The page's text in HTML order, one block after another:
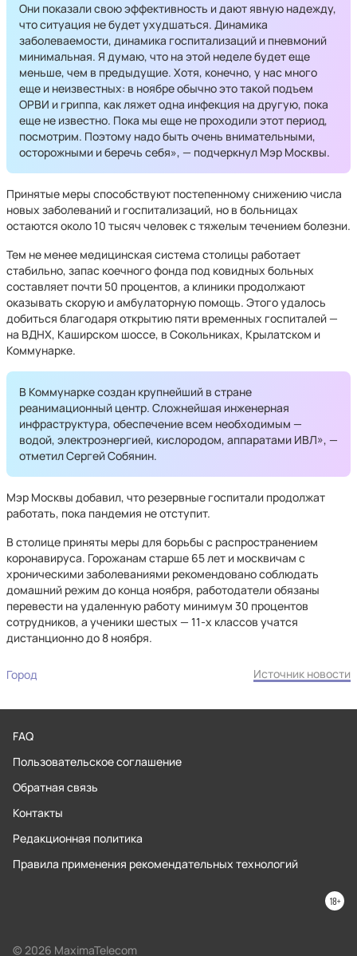
Они показали свою эффективность и дают явную надежду,
что ситуация не будет ухудшаться. Динамика
заболеваемости, динамика госпитализаций и пневмоний
минимальная. Я думаю, что на этой неделе будет еще
меньше, чем в предыдущие. Хотя, конечно, у нас много
еще и неизвестных: в ноябре обычно это такой подъем
ОРВИ и гриппа, как ляжет одна инфекция на другую, пока
еще не известно. Пока мы еще не проходили этот период,
посмотрим. Поэтому надо быть очень внимательными,
осторожными и беречь себя», — подчеркнул Мэр Москвы.
Принятые меры способствуют постепенному снижению числа
новых заболеваний и госпитализаций, но в больницах
остаются около 10 тысяч человек с тяжелым течением болезни.
Тем не менее медицинская система столицы работает
стабильно, запас коечного фонда под ковидных больных
составляет почти 50 процентов, а клиники продолжают
оказывать скорую и амбулаторную помощь. Этого удалось
добиться благодаря открытию пяти временных госпиталей —
на ВДНХ, Каширском шоссе, в Сокольниках, Крылатском и
Коммунарке.
В Коммунарке создан крупнейший в стране
реанимационный центр. Сложнейшая инженерная
инфраструктура, обеспечение всем необходимым —
водой, электроэнергией, кислородом, аппаратами ИВЛ», —
отметил Сергей Собянин.
Мэр Москвы добавил, что резервные госпитали продолжат
работать, пока пандемия не отступит.
В столице приняты меры для борьбы с распространением
коронавируса. Горожанам старше 65 лет и москвичам с
хроническими заболеваниями рекомендовано соблюдать
домашний режим до конца ноября, работодатели обязаны
перевести на удаленную работу минимум 30 процентов
сотрудников, а ученики шестых — 11-х классов учатся
дистанционно до 8 ноября.
Город Источник новости
FAQ
Пользовательское соглашение
Обратная связь
Контакты
Редакционная политика
Правила применения рекомендательных технологий
© 2026 MaximaTelecom